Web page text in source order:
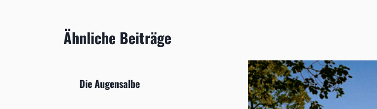
Ähnliche Beiträge
Die Augensalbe